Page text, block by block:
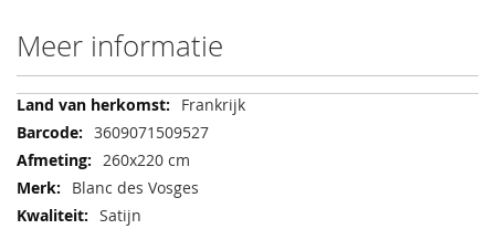
Meer informatie
Meer
informatie
Frankrijk
3609071509527
260x220 cm
Blanc des Vosges
Satijn